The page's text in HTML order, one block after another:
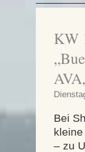
KW
Bei
– zu